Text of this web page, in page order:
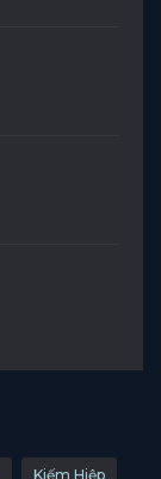
Kiếm Hiệp